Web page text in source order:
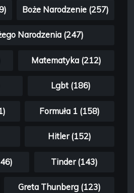
Boże Narodzenie (257)
Narodzenia (247)
Matematyka (212)
Lgbt (186)
Formuła 1 (158)
Hitler (152)
Tinder (143)
Greta Thunberg (123)